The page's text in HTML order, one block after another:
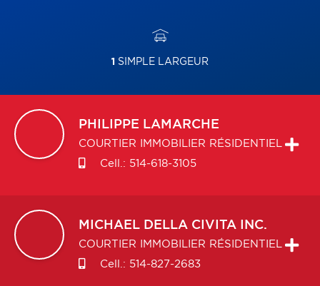
1 SIMPLE LARGEUR
PHILIPPE LAMARCHE
COURTIER IMMOBILIER RÉSIDENTIEL
Cell.: 514-618-3105
MICHAEL DELLA CIVITA INC.
COURTIER IMMOBILIER RÉSIDENTIEL
Cell.: 514-827-2683